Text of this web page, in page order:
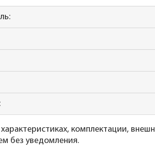
комплектации,
без уведомления.